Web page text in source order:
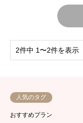
2件中 1〜2件を表示
人気のタグ
おすすめプラン